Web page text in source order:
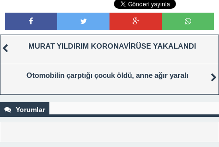
MURAT YILDIRIM KORONAVİRÜSE YAKALANDI
Otomobilin çarptığı çocuk öldü, anne ağır yaralı
Yorumlar